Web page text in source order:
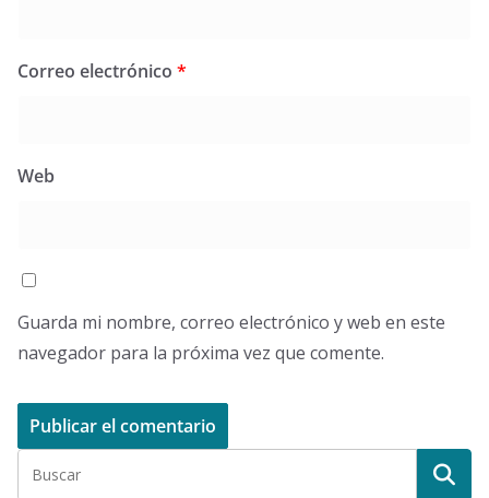
Correo electrónico *
Web
Guarda mi nombre, correo electrónico y web en este
navegador para la próxima vez que comente.